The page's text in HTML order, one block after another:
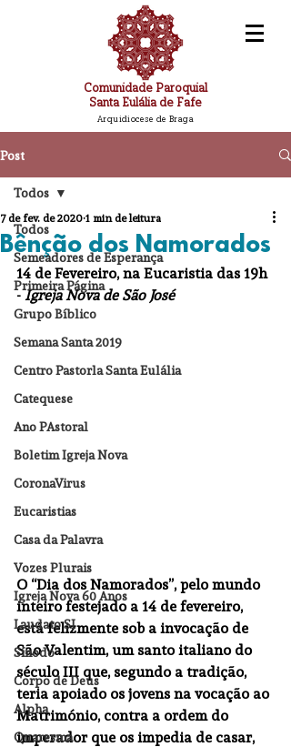
Comunidade Paroquial
Santa Eulália de Fafe
Arquidiocese de Braga
Post
Todos
Semeadores de Esperança
Primeira Página
Grupo Bíblico
Semana Santa 2019
Centro Pastorla Santa Eulália
Catequese
Ano PAstoral
Boletim Igreja Nova
CoronaVirus
Eucaristias
Casa da Palavra
Vozes Plurais
Igreja Nova 60 Anos
Laudato SI
Sínodo
Corpo de Deus
Alpha
Quaresma
Todos
Bênção dos Namorados
7 de fev. de 2020 1 min de leitura
14 de Fevereiro, na Eucaristia das 19h
- Igreja Nova de São José
O “Dia dos Namorados”, pelo mundo
inteiro festejado a 14 de fevereiro,
está felizmente sob a invocação de
São Valentim, um santo italiano do
século III que, segundo a tradição,
teria apoiado os jovens na vocação ao
Matrimónio, contra a ordem do
imperador que os impedia de casar,